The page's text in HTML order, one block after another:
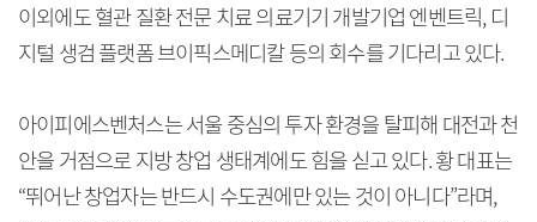
이외에도 혈관 질환 전문 치료 의료기기 개발기업 엔벤트릭, 디
지털 생검 플랫폼 브이픽스메디칼 등의 회수를 기다리고 있다.
아이피에스벤처스는 서울 중심의 투자 환경을 탈피해 대전과 천
안을 거점으로 지방 창업 생태계에도 힘을 싣고 있다. 황 대표는
“뛰어난 창업자는 반드시 수도권에만 있는 것이 아니다”라며,